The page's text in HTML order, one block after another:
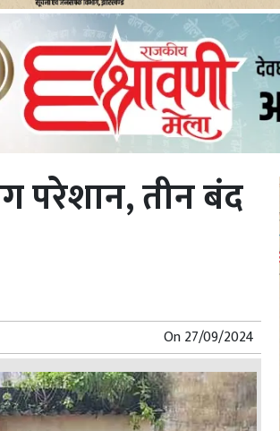
परेशान, तीन बंद
On27/09/2024